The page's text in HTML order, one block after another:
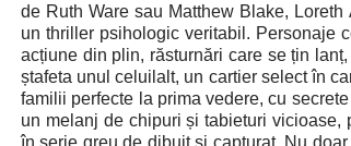
de Ruth Ware sau Matthew Blake,
un thriller psihologic veritabil. Personaje
acțiune din plin, răsturnări care se țin
ștafeta unul celuilalt, un cartier select în
familii perfecte la prima vedere, cu
un melanj de chipuri și tabieturi vicioase,
în serie greu de dibuit și capturat. Nu